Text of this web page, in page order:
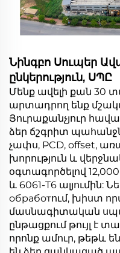
Նինգբո Սուպեր
ընկերություն, ՍՊԸ
Մենք ավելի քան 30
արտադրող ենք
Յուրաքանչյուր
ձեր ճշգրիտ
չափս, PCD, offset,
խորություն և
օգտագործելով
և 6061-T6 ալյումին:
обработում, խիստ
մասնագիտական
ընթացքում թույլ է
որոնք ամուր,